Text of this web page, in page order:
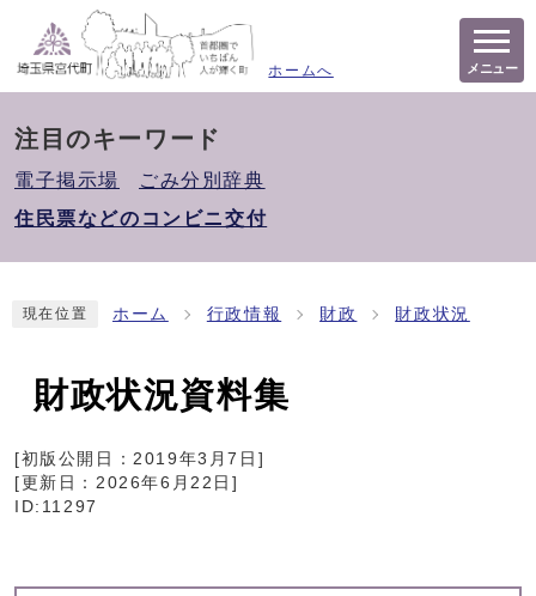
ホームへ メニュー
注目のキーワード
電子掲示場
ごみ分別辞典
住民票などのコンビニ交付
現在位置 ホーム 行政情報 財政 財政状況
財政状況資料集
[初版公開日：2019年3月7日 ]
[更新日： 2026年6月22日 ]
ID:11297